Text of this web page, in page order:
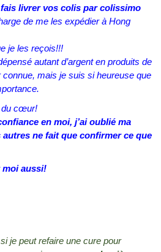
livrer vos colis par colissimo
de me les expédier à Hong
je les reçois!!!
autant d’argent en produits de
mais je suis si heureuse que
du cœur!
en moi, j’ai oublié ma
ne fait que confirmer ce que
moi aussi!
je peut refaire une cure pour